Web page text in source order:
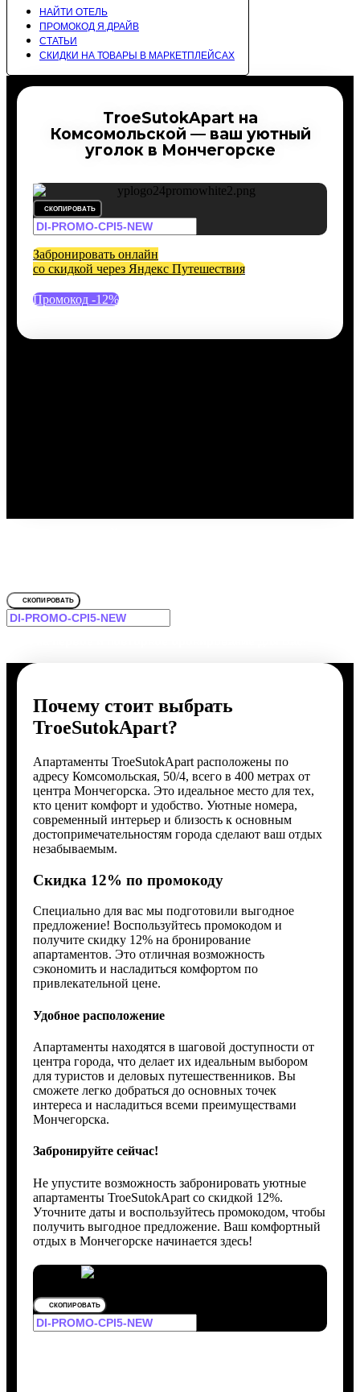
НАЙТИ ОТЕЛЬ
ПРОМОКОД Я.ДРАЙВ
СТАТЬИ
СКИДКИ НА ТОВАРЫ В МАРКЕТПЛЕЙСАХ
TroeSutokApart на
Комсомольской — ваш уютный
уголок в Мончегорске
СКОПИРОВАТЬ
Забронировать онлайн
со скидкой через Яндекс Путешествия
Промокод -12%
СКОПИРОВАТЬ
Почему стоит выбрать
TroeSutokApart?
Апартаменты TroeSutokApart расположены по
адресу Комсомольская, 50/4, всего в 400 метрах от
центра Мончегорска. Это идеальное место для тех,
кто ценит комфорт и удобство. Уютные номера,
современный интерьер и близость к основным
достопримечательностям города сделают ваш отдых
незабываемым.
Скидка 12% по промокоду
Специально для вас мы подготовили выгодное
предложение! Воспользуйтесь промокодом и
получите скидку 12% на бронирование
апартаментов. Это отличная возможность
сэкономить и насладиться комфортом по
привлекательной цене.
Удобное расположение
Апартаменты находятся в шаговой доступности от
центра города, что делает их идеальным выбором
для туристов и деловых путешественников. Вы
сможете легко добраться до основных точек
интереса и насладиться всеми преимуществами
Мончегорска.
Забронируйте сейчас!
Не упустите возможность забронировать уютные
апартаменты TroeSutokApart со скидкой 12%.
Уточните даты и воспользуйтесь промокодом, чтобы
получить выгодное предложение. Ваш комфортный
отдых в Мончегорске начинается здесь!
СКОПИРОВАТЬ